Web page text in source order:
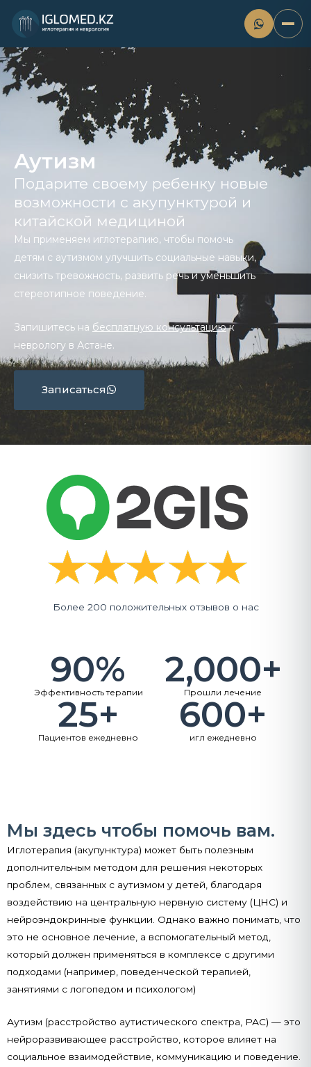
Аутизм
Подарите своему ребенку новые
возможности с акупунктурой и
китайской медициной
Мы применяем иглотерапию, чтобы помочь
детям с аутизмом улучшить социальные навыки,
снизить тревожность, развить речь и уменьшить
стереотипное поведение.
Запишитесь на бесплатную консультациюк
неврологу в Астане.
Записаться
Более 200 положительных отзывов о нас
Эффективность терапии
90%
Прошли лечение
2,000+
Пациентов ежедневно
25+
игл ежедневно
600+
Мы здесь чтобы помочь вам.
Иглотерапия (акупунктура) может быть полезным
дополнительным методом для решения некоторых
проблем, связанных с аутизмом у детей, благодаря
воздействию на центральную нервную систему (ЦНС) и
нейроэндокринные функции. Однако важно понимать, что
это не основное лечение, а вспомогательный метод,
который должен применяться в комплексе с другими
подходами (например, поведенческой терапией,
занятиями с логопедом и психологом)
Аутизм (расстройство аутистического спектра, РАС) — это
нейроразвивающее расстройство, которое влияет на
социальное взаимодействие, коммуникацию и поведение.